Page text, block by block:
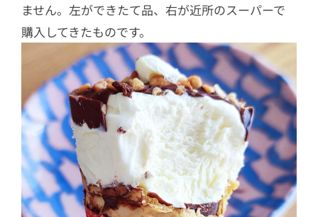
ません。左ができたて品、右が近所のスーパーで
購入してきたものです。